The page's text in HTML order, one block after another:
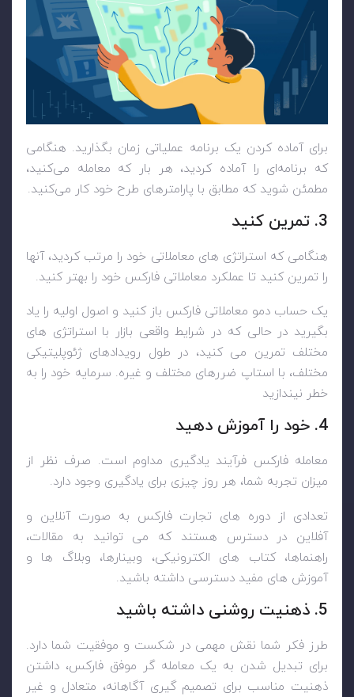
برای آماده کردن یک برنامه عملیاتی زمان بگذارید. هنگامی
که برنامه‌ای را آماده کردید، هر بار که معامله می‌کنید،
مطمئن شوید که مطابق با پارامترهای طرح خود کار می‌کنید.
3. تمرین کنید
هنگامی که استراتژی های معاملاتی خود را مرتب کردید، آنها
را تمرین کنید تا عملکرد معاملاتی فارکس خود را بهتر کنید.
یک حساب دمو معاملاتی فارکس باز کنید و اصول اولیه را یاد
بگیرید در حالی که در شرایط واقعی بازار با استراتژی های
مختلف تمرین می کنید، در طول رویدادهای ژئوپلیتیکی
مختلف، با استاپ ضررهای مختلف و غیره. سرمایه خود را به
خطر نیندازید
4. خود را آموزش دهید
معامله فارکس فرآیند یادگیری مداوم است. صرف نظر از
میزان تجربه شما، هر روز چیزی برای یادگیری وجود دارد.
تعدادی از دوره های تجارت فارکس به صورت آنلاین و
آفلاین در دسترس هستند که می توانید به مقالات،
راهنماها، کتاب های الکترونیکی، وبینارها، وبلاگ ها و
آموزش های مفید دسترسی داشته باشید.
5. ذهنیت روشنی داشته باشید
طرز فکر شما نقش مهمی در شکست و موفقیت شما دارد.
برای تبدیل شدن به یک معامله گر موفق فارکس، داشتن
ذهنیت مناسب برای تصمیم گیری آگاهانه، متعادل و غیر